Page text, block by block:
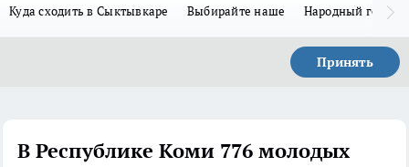
Куда сходить в Сыктывкаре Выбирайте наше Народный герой
Принять
В Республике Коми 776 молодых